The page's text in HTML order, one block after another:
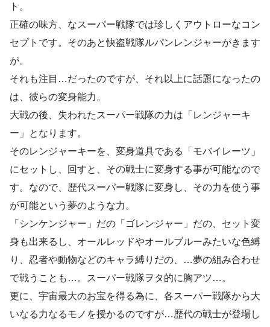
ト。
正確の味方、なスーパー戦隊では珍しくアウトローなコン
セプトです。そのあと快盗戦隊ルパンレンジャーがきます
が。
それも注目…だったのですが、それ以上に話題になったの
は、彼らの変身能力。
大戦の後、失われたスーパー戦隊の力は「レンジャーキ
ー」となります。
そのレンジャーキーを、変身道具である「モバイレーツ」
にセットし、回すと、その戦士に変身する事が可能なので
す。なので、歴代スーパー戦隊に変身し、その力を使う事
が可能という夢のような力。
「シンケンジャー」だの「ゴレンジャー」だの、セット変
身も出来るし、オールレッドやオールブルーみたいな色縛
り、忍者や動物などのキャラ縛りだの、…夢の組み合わせ
で戦うことも…。スーパー戦隊ヲタ的に胸アツ…。
更に、宇宙最大のお宝を得る為に、各スーパー戦隊から大
いなる力なるモノを授かるのですが…歴代の戦士が登場し